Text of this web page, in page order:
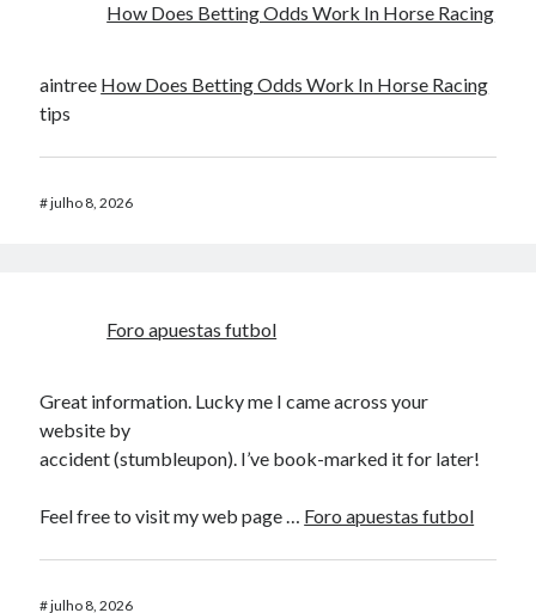
How Does Betting Odds Work In Horse Racing​
aintree How Does Betting Odds Work In Horse Racing​
tips​
#julho 8, 2026
Foro apuestas futbol
Great information. Lucky me I came across your
website by
accident (stumbleupon). I’ve book-marked it for later!
Feel free to visit my web page … Foro apuestas futbol
#julho 8, 2026